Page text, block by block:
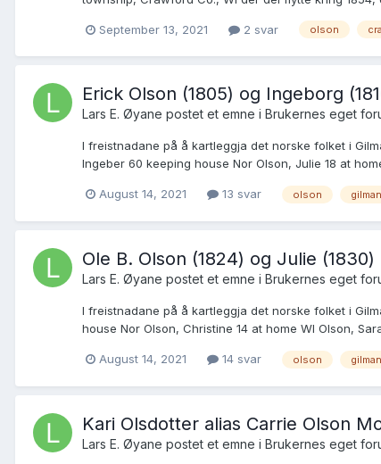
September 13, 2021 2 svar olson
Erick Olson (1805) og Ingeborg
Lars E. Øyane postet et emne i Brukernes eget
I freistnadane på å kartleggja det norske folket i
Ingeber 60 keeping house Nor Olson, Julie 18 at
August 14, 2021 13 svar olson
Ole B. Olson (1824) og Julie
Lars E. Øyane postet et emne i Brukernes eget
I freistnadane på å kartleggja det norske folket i
house Nor Olson, Christine 14 at home WI Olson,
August 14, 2021 14 svar olson
Kari Olsdotter alias Carrie Olson
Lars E. Øyane postet et emne i Brukernes eget